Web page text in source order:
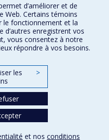
d’améliorer et de
Web. Certains témoins
le fonctionnement et la
d’autres enregistrent vos
vous consentez à notre
répondre à vos besoins.
les
>
et nos conditions